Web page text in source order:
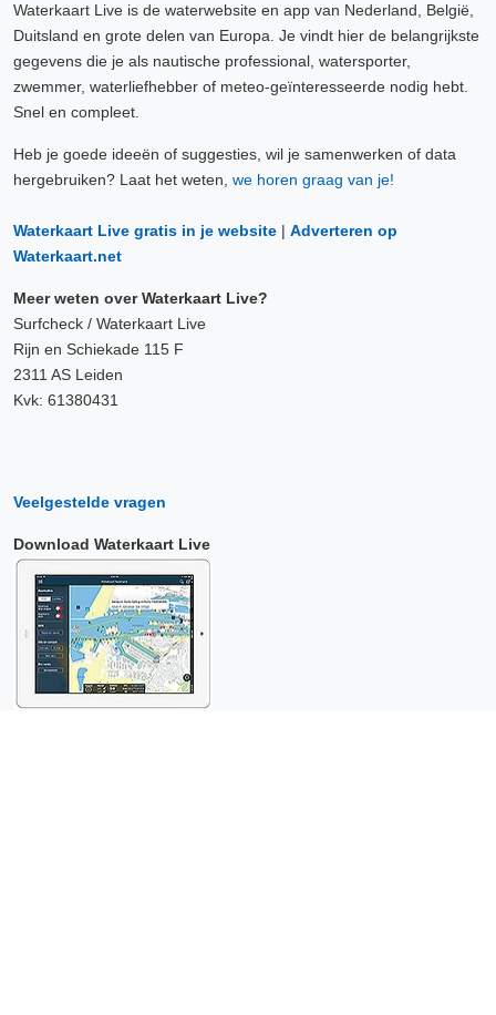
Waterkaart Live is de waterwebsite en app van Nederland, België,
Duitsland en grote delen van Europa. Je vindt hier de belangrijkste
gegevens die je als nautische professional, watersporter,
zwemmer, waterliefhebber of meteo-geïnteresseerde nodig hebt.
Snel en compleet.
Heb je goede ideeën of suggesties, wil je samenwerken of data
hergebruiken? Laat het weten, we horen graag van je!
Waterkaart Live gratis in je website | Adverteren op
Waterkaart.net
Meer weten over Waterkaart Live?
Surfcheck / Waterkaart Live
Rijn en Schiekade 115 F
2311 AS Leiden
Kvk: 61380431
Veelgestelde vragen
Download Waterkaart Live